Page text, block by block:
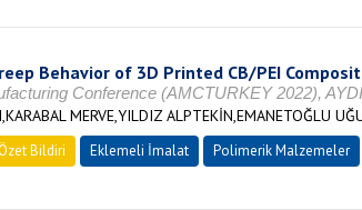
Behavior of 3D Printed CB/PEI
Conference (AMCTURKEY 2022),
MERVE,YILDIZ ALPTEKİN,EMANETOĞLU
Bildiri Eklemeli İmalat Polimerik Malzemeler